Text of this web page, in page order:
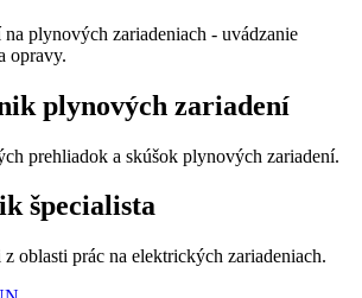
plynových zariadeniach - uvádzanie
opravy.
plynových zariadení
prehliadok a skúšok plynových zariadení.
špecialista
oblasti prác na elektrických zariadeniach.